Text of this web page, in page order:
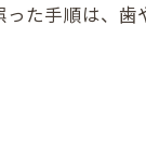
ルフケアポイン
た手順は、